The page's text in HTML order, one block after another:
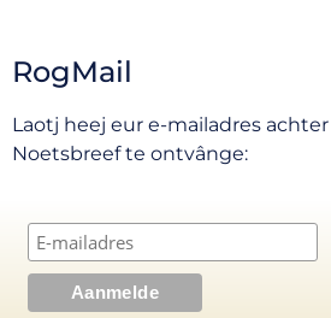
RogMail
Laotj heej eur e-mailadres
Noetsbreef te ontvânge: